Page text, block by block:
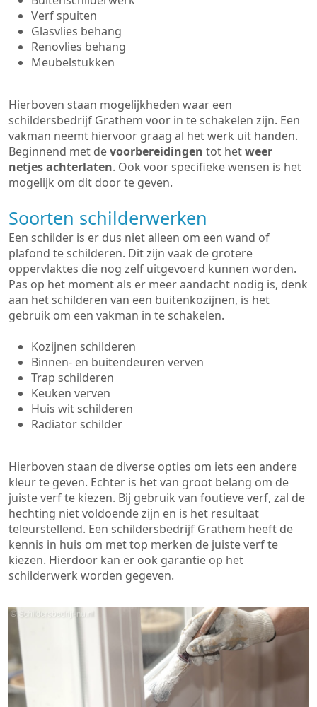
Verf spuiten
Glasvlies behang
Renovlies behang
Meubelstukken
Hierboven staan mogelijkheden waar een
schildersbedrijf Grathem voor in te schakelen zijn. Een
vakman neemt hiervoor graag al het werk uit handen.
Beginnend met devoorbereidingen tot hetweer
netjes achterlaten. Ook voor specifieke wensen is het
mogelijk om dit door te geven.
Soorten schilderwerken
Een schilder is er dus niet alleen om een wand of
plafond te schilderen. Dit zijn vaak de grotere
oppervlaktes die nog zelf uitgevoerd kunnen worden.
Pas op het moment als er meer aandacht nodig is, denk
aan het schilderen van een buitenkozijnen, is het
gebruik om een vakman in te schakelen.
Kozijnen schilderen
Binnen- en buitendeuren verven
Trap schilderen
Keuken verven
Huis wit schilderen
Radiator schilder
Hierboven staan de diverse opties om iets een andere
kleur te geven. Echter is het van groot belang om de
juiste verf te kiezen. Bij gebruik van foutieve verf, zal de
hechting niet voldoende zijn en is het resultaat
teleurstellend. Een schildersbedrijf Grathem heeft de
kennis in huis om met top merken de juiste verf te
kiezen. Hierdoor kan er ook garantie op het
schilderwerk worden gegeven.